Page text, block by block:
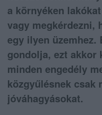
a környéken
vagy megkérdezni,
egy ilyen üzemhez.
gondolja, ezt akkor
minden engedély
közgyűlésnek csak
jóváhagyásokat.